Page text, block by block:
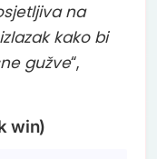
na
kako bi
gužve“,
win)